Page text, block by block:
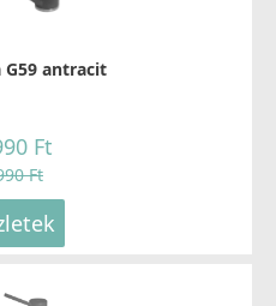
G59 antracit
Ft
Ft